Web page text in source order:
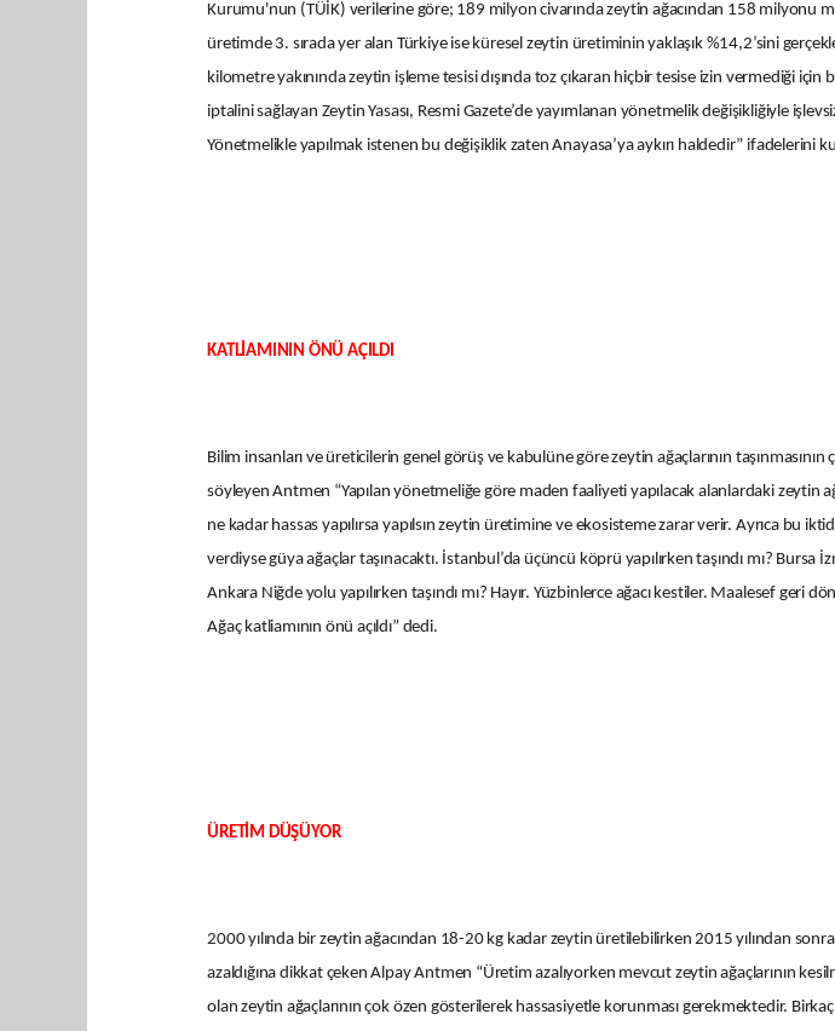
Kurumu'nun (TÜİK) verilerine göre; 189 milyon civarında zeytin ağacından 158 milyonu
üretimde 3. sırada yer alan Türkiye ise küresel zeytin üretiminin yaklaşık %14,2’sini
kilometre yakınında zeytin işleme tesisi dışında toz çıkaran hiçbir tesise izin vermediği
iptalini sağlayan Zeytin Yasası, Resmi Gazete’de yayımlanan yönetmelik değişikliğiyle
Yönetmelikle yapılmak istenen bu değişiklik zaten Anayasa’ya aykırı haldedir” ifadelerini
KATLİAMININ ÖNÜ AÇILDI
Bilim insanları ve üreticilerin genel görüş ve kabulüne göre zeytin ağaçlarının taşınmasının
söyleyen Antmen “Yapılan yönetmeliğe göre maden faaliyeti yapılacak alanlardaki zeytin
ne kadar hassas yapılırsa yapılsın zeytin üretimine ve ekosisteme zarar verir. Ayrıca bu
verdiyse güya ağaçlar taşınacaktı. İstanbul’da üçüncü köprü yapılırken taşındı mı? Bursa
Ankara Niğde yolu yapılırken taşındı mı? Hayır. Yüzbinlerce ağacı kestiler. Maalesef geri
Ağaç katliamının önü açıldı” dedi.
ÜRETİM DÜŞÜYOR
2000 yılında bir zeytin ağacından 18-20 kg kadar zeytin üretilebilirken 2015 yılından sonra
azaldığına dikkat çeken Alpay Antmen “Üretim azalıyorken mevcut zeytin ağaçlarının
olan zeytin ağaçlarının çok özen gösterilerek hassasiyetle korunması gerekmektedir.